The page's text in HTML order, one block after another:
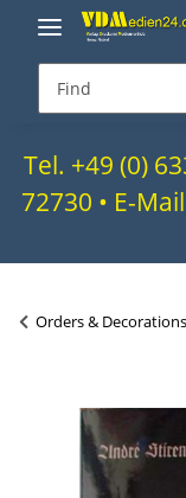
Tel. +49 (0)
72730 • E-
Orders & Decorations